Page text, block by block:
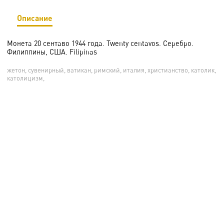
Описание
Монета 20 сентаво 1944 года. Twenty centavos. Серебро.
Филиппины, США. Filipinas
жетон, сувенирный, ватикан, римский, италия, христианство, католик,
католицизм,